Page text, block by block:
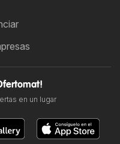
en un lugar